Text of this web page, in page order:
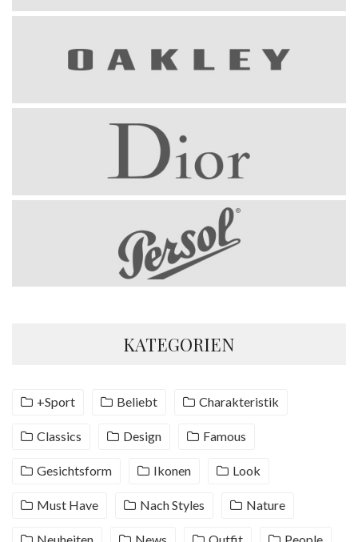
KATEGORIEN
+Sport Beliebt Charakteristik
Classics Design Famous
Gesichtsform Ikonen Look
Must Have Nach Styles Nature